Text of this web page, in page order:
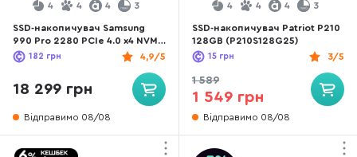
4 4 4 3
SSD-накопичувач Samsung
990 Pro 2280 PCIe 4.0 x4 NVMe
2TB (MZ-V9P2T0BW)
4,9/5
182 грн
18 299 грн
Відправимо 08/08
4 4 4 3
SSD-накопичувач Patriot P210
128GB (P210S128G25)
3/5
15 грн
1 589
1 549 грн
Відправимо 08/08